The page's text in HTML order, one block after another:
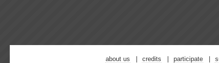
about us credits participate